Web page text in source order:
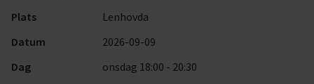
Plats
Lenhovda
Datum
2026-09-09
Dag
onsdag 18:00 - 20:30